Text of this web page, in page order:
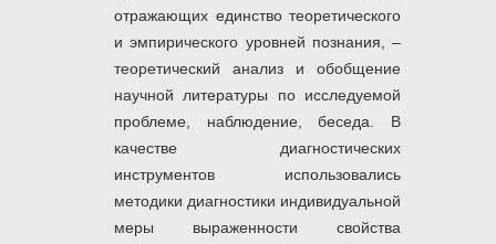
отражающих единство теоретического
и эмпирического уровней познания, –
теоретический анализ и обобщение
научной литературы по исследуемой
проблеме, наблюдение, беседа. В
качестве диагностических
инструментов использовались
методики диагностики индивидуальной
меры выраженности свойства